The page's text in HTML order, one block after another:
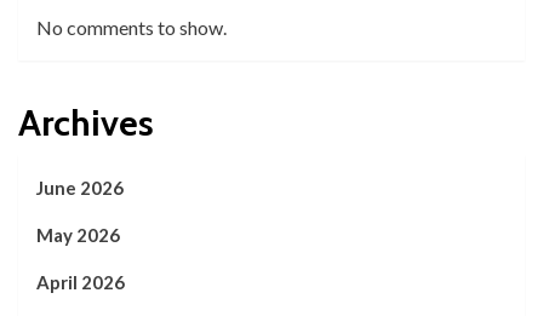
No comments to show.
Archives
June 2026
May 2026
April 2026